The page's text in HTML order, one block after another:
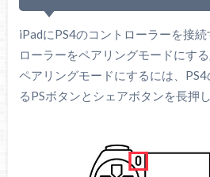
iPadにPS4のコントローラーを接
ローラーをペアリングモードにする
ペアリングモードにするには、
るPSボタンとシェアボタンを長押し